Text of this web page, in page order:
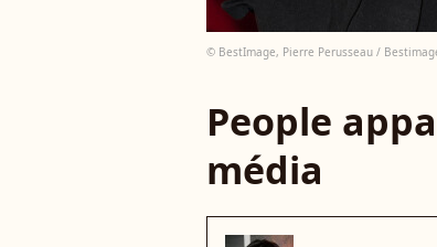
© BestImage, Pierre Perusseau /
People
média